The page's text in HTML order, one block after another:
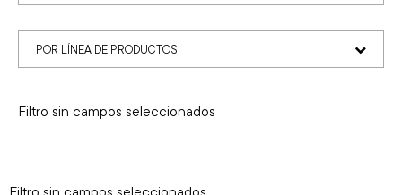
POR LÍNEA DE PRODUCTOS
Filtro sin campos seleccionados